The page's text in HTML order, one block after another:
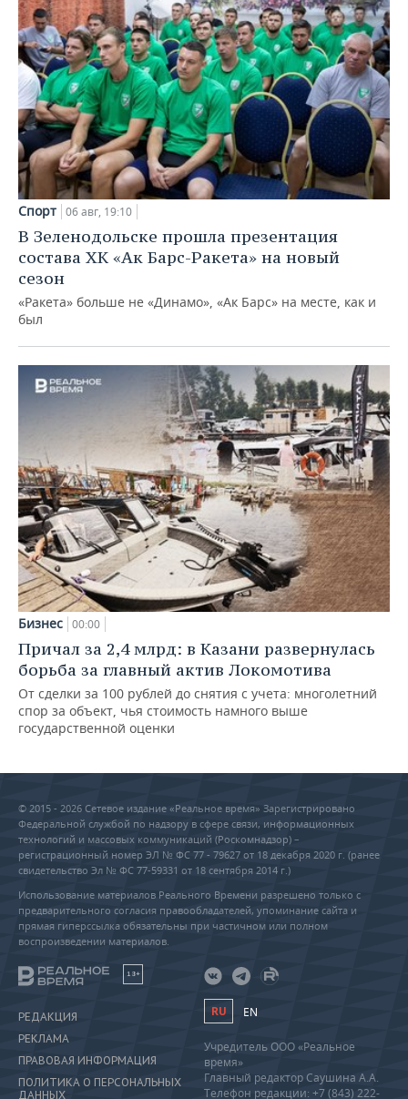
Спорт 06 авг, 19:10
В Зеленодольске прошла презентация
состава ХК «Ак Барс-Ракета» на новый
сезон
«Ракета» больше не «Динамо», «Ак Барс» на месте, как и
был
Бизнес 00:00
Причал за 2,4 млрд: в Казани развернулась
борьба за главный актив Локомотива
От сделки за 100 рублей до снятия с учета: многолетний
спор за объект, чья стоимость намного выше
государственной оценки
© 2015 - 2026 Сетевое издание «Реальное время» Зарегистрировано
Федеральной службой по надзору в сфере связи, информационных
технологий и массовых коммуникаций (Роскомнадзор) –
регистрационный номер ЭЛ № ФС 77 - 79627 от 18 декабря 2020 г. (ранее
свидетельство Эл № ФС 77-59331 от 18 сентября 2014 г.)
Использование материалов Реального Времени разрешено только с
предварительного согласия правообладателей, упоминание сайта и
прямая гиперссылка обязательны при частичном или полном
воспроизведении материалов.
18+
РЕДАКЦИЯ
РЕКЛАМА
ПРАВОВАЯ ИНФОРМАЦИЯ
ПОЛИТИКА О ПЕРСОНАЛЬНЫХ
ДАННЫХ
RU EN
Учредитель ООО «Реальное
время»
Главный редактор Саушина А.А.
Телефон редакции: +7 (843) 222-